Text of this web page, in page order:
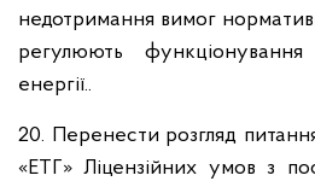
недотримання вимог
регулюють
енергії..
20. Перенести розгляд
«ЕТГ» Ліцензійних умов з